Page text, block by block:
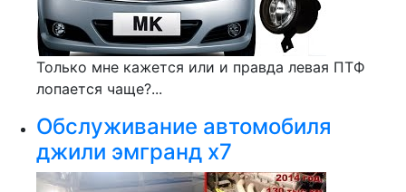
Только мне кажется или и правда левая ПТФ
лопается чаще?...
Обслуживание автомобиля
джили эмгранд х7